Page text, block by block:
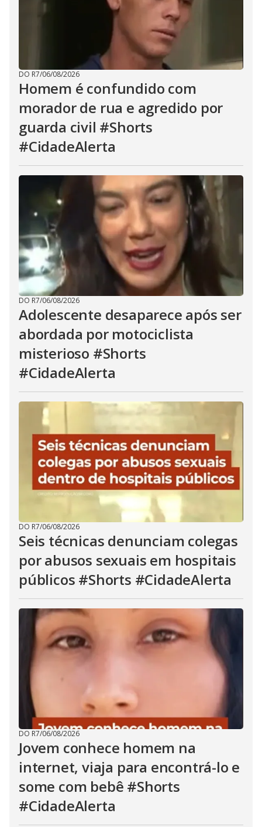
DO R7/06/08/2026
Homem é confundido com
morador de rua e agredido por
guarda civil #Shorts
#CidadeAlerta
DO R7/06/08/2026
Adolescente desaparece após ser
abordada por motociclista
misterioso #Shorts
#CidadeAlerta
DO R7/06/08/2026
Seis técnicas denunciam colegas
por abusos sexuais em hospitais
públicos #Shorts #CidadeAlerta
DO R7/06/08/2026
Jovem conhece homem na
internet, viaja para encontrá-lo e
some com bebê #Shorts
#CidadeAlerta